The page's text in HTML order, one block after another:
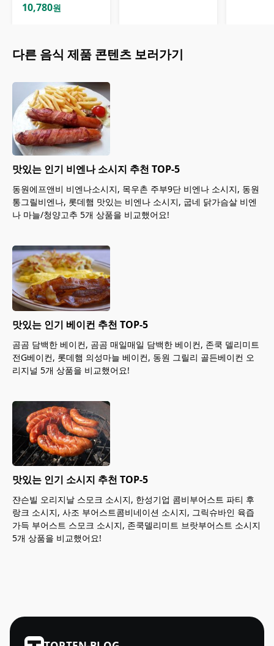
10,780원
다른 음식 제품 콘텐츠 보러가기
맛있는 인기 비엔나 소시지 추천 TOP-5
동원에프앤비 비엔나소시지, 목우촌 주부9단 비엔나 소시지, 동원
통그릴비엔나, 롯데햄 맛있는 비엔나 소시지, 굽네 닭가슴살 비엔
나 마늘/청양고추 5개 상품을 비교했어요!
맛있는 인기 베이컨 추천 TOP-5
곰곰 담백한 베이컨, 곰곰 매일매일 담백한 베이컨, 존쿡 델리미트
전G베이컨, 롯데햄 의성마늘 베이컨, 동원 그릴리 골든베이컨 오
리지널 5개 상품을 비교했어요!
맛있는 인기 소시지 추천 TOP-5
쟌슨빌 오리지날 스모크 소시지, 한성기업 콤비부어스트 파티 후
랑크 소시지, 사조 부어스트콤비네이션 소시지, 그릭슈바인 육즙
가득 부어스트 스모크 소시지, 존쿡델리미트 브랏부어스트 소시지
5개 상품을 비교했어요!